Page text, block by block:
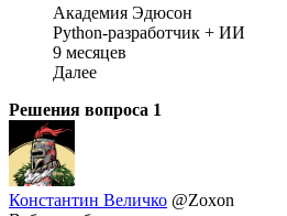
Академия Эдюсон
Python-разработчик + ИИ
9 месяцев
Далее
Решения вопроса 1
Константин Величко @Zoxon